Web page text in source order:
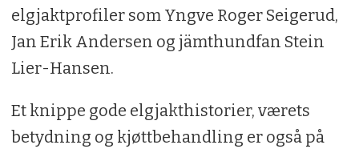
elgjaktprofiler som Yngve Roger Seigerud,
Jan Erik Andersen og jämthundfan Stein
Lier-Hansen.
Et knippe gode elgjakthistorier, værets
betydning og kjøttbehandling er også på